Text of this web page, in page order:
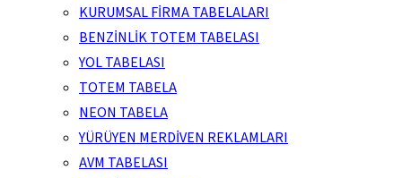
KURUMSAL FİRMA TABELALARI
BENZİNLİK TOTEM TABELASI
YOL TABELASI
TOTEM TABELA
NEON TABELA
YÜRÜYEN MERDİVEN REKLAMLARI
AVM TABELASI